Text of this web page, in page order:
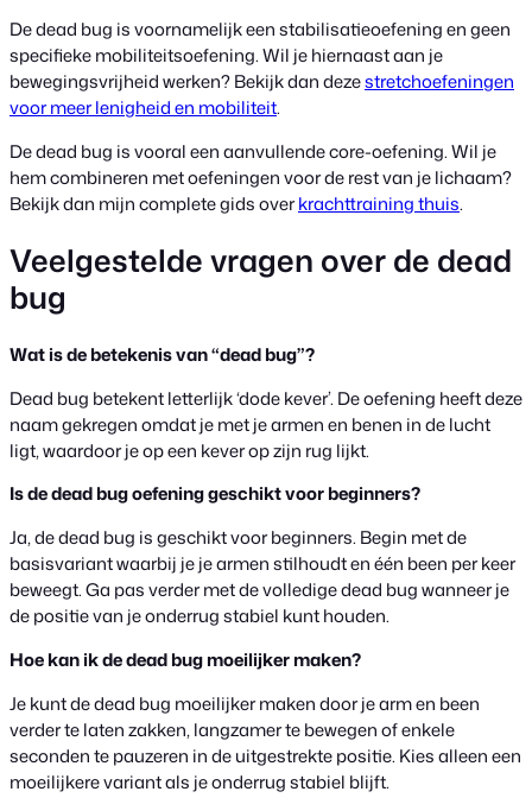
De dead bug is voornamelijk een stabilisatieoefening en geen
specifieke mobiliteitsoefening. Wil je hiernaast aan je
bewegingsvrijheid werken? Bekijk dan dezestretchoefeningen
voor meer lenigheid en mobiliteit.
De dead bug is vooral een aanvullende core-oefening. Wil je
hem combineren met oefeningen voor de rest van je lichaam?
Bekijk dan mijn complete gids overkrachttraining thuis.
Veelgestelde vragen over de dead
bug
Wat is de betekenis van “dead bug”?
Dead bug betekent letterlijk ‘dode kever’. De oefening heeft deze
naam gekregen omdat je met je armen en benen in de lucht
ligt, waardoor je op een kever op zijn rug lijkt.
Is de dead bug oefening geschikt voor beginners?
Ja, de dead bug is geschikt voor beginners. Begin met de
basisvariant waarbij je je armen stilhoudt en één been per keer
beweegt. Ga pas verder met de volledige dead bug wanneer je
de positie van je onderrug stabiel kunt houden.
Hoe kan ik de dead bug moeilijker maken?
Je kunt de dead bug moeilijker maken door je arm en been
verder te laten zakken, langzamer te bewegen of enkele
seconden te pauzeren in de uitgestrekte positie. Kies alleen een
moeilijkere variant als je onderrug stabiel blijft.